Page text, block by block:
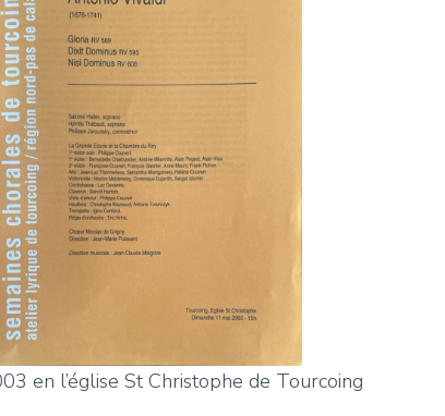
en l’église St Christophe de Tourcoing